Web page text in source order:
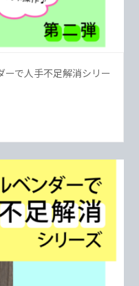
で人手不足解消シリー